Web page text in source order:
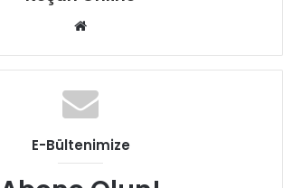
Web
E-Bültenimize